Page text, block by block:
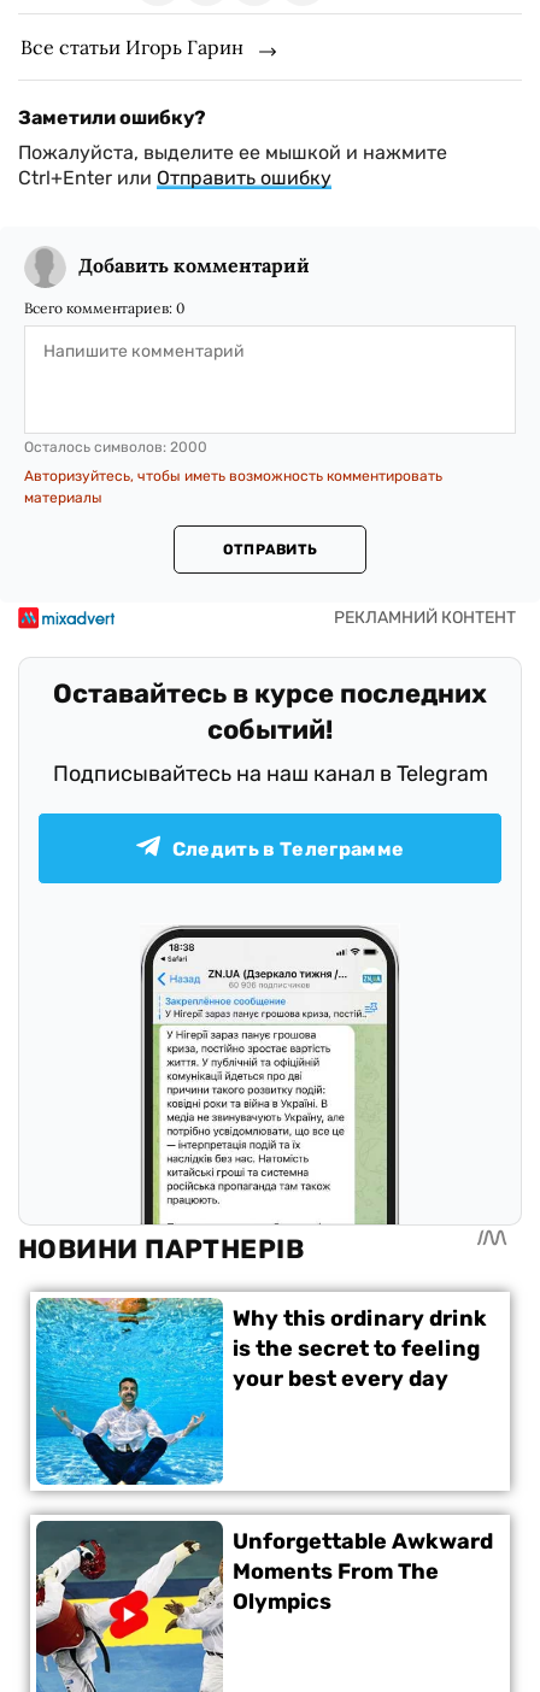
Все статьи Игорь Гарин
Заметили ошибку?
Пожалуйста, выделите ее мышкой и нажмите
Ctrl+Enter или Отправить ошибку
Добавить комментарий
Всего комментариев: 0
Осталось символов: 2000
Авторизуйтесь, чтобы иметь возможность комментировать
материалы
ОТПРАВИТЬ
Оставайтесь в курсе последних
событий!
Подписывайтесь на наш канал в Telegram
Следить в Телеграмме